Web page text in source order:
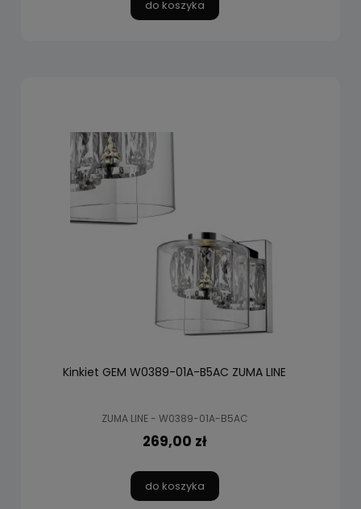
do koszyka
Kinkiet GEM W0389-01A-B5AC ZUMA LINE
ZUMA LINE - W0389-01A-B5AC
269,00 zł
do koszyka